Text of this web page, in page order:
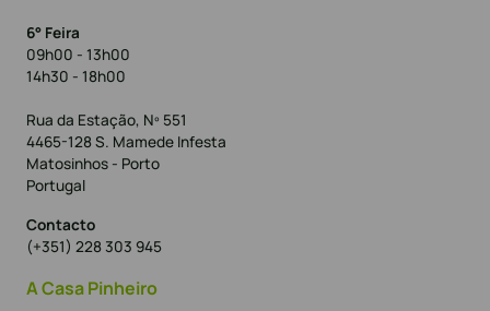
6° Feira
09h00 - 13h00
14h30 - 18h00
Rua da Estação, Nº 551
4465-128 S. Mamede Infesta
Matosinhos - Porto
Portugal
Contacto
(+351) 228 303 945
A Casa Pinheiro